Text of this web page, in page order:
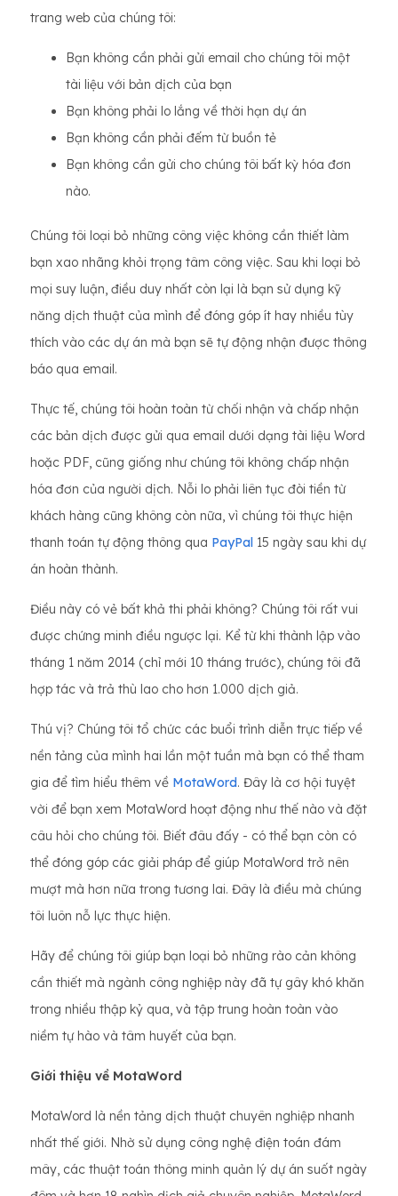
trang web của chúng tôi:
Bạn không cần phải gửi email cho chúng tôi một
tài liệu với bản dịch của bạn
Bạn không phải lo lắng về thời hạn dự án
Bạn không cần phải đếm từ buồn tẻ
Bạn không cần gửi cho chúng tôi bất kỳ hóa đơn
nào.
Chúng tôi loại bỏ những công việc không cần thiết làm
bạn xao nhãng khỏi trọng tâm công việc. Sau khi loại bỏ
mọi suy luận, điều duy nhất còn lại là bạn sử dụng kỹ
năng dịch thuật của mình để đóng góp ít hay nhiều tùy
thích vào các dự án mà bạn sẽ tự động nhận được thông
báo qua email.
Thực tế, chúng tôi hoàn toàn từ chối nhận và chấp nhận
các bản dịch được gửi qua email dưới dạng tài liệu Word
hoặc PDF, cũng giống như chúng tôi không chấp nhận
hóa đơn của người dịch. Nỗi lo phải liên tục đòi tiền từ
khách hàng cũng không còn nữa, vì chúng tôi thực hiện
thanh toán tự động thông qua PayPal 15 ngày sau khi dự
án hoàn thành.
Điều này có vẻ bất khả thi phải không? Chúng tôi rất vui
được chứng minh điều ngược lại. Kể từ khi thành lập vào
tháng 1 năm 2014 (chỉ mới 10 tháng trước), chúng tôi đã
hợp tác và trả thù lao cho hơn 1.000 dịch giả.
Thú vị? Chúng tôi tổ chức các buổi trình diễn trực tiếp về
nền tảng của mình hai lần một tuần mà bạn có thể tham
gia để tìm hiểu thêm về MotaWord. Đây là cơ hội tuyệt
vời để bạn xem MotaWord hoạt động như thế nào và đặt
câu hỏi cho chúng tôi. Biết đâu đấy - có thể bạn còn có
thể đóng góp các giải pháp để giúp MotaWord trở nên
mượt mà hơn nữa trong tương lai. Đây là điều mà chúng
tôi luôn nỗ lực thực hiện.
Hãy để chúng tôi giúp bạn loại bỏ những rào cản không
cần thiết mà ngành công nghiệp này đã tự gây khó khăn
trong nhiều thập kỷ qua, và tập trung hoàn toàn vào
niềm tự hào và tâm huyết của bạn.
Giới thiệu về MotaWord
MotaWord là nền tảng dịch thuật chuyên nghiệp nhanh
nhất thế giới. Nhờ sử dụng công nghệ điện toán đám
mây, các thuật toán thông minh quản lý dự án suốt ngày